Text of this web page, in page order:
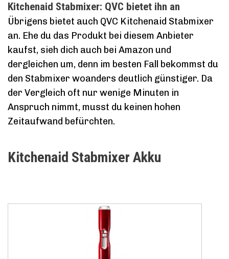
Kitchenaid Stabmixer: QVC bietet ihn an
Übrigens bietet auch QVC Kitchenaid Stabmixer
an. Ehe du das Produkt bei diesem Anbieter
kaufst, sieh dich auch bei Amazon und
dergleichen um, denn im besten Fall bekommst du
den Stabmixer woanders deutlich günstiger. Da
der Vergleich oft nur wenige Minuten in
Anspruch nimmt, musst du keinen hohen
Zeitaufwand befürchten.
Kitchenaid Stabmixer Akku